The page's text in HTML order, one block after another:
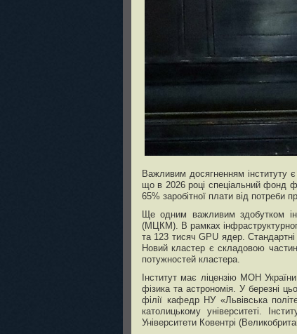
Важливим досягненням інституту
що в 2026 році спеціальний фонд
65% заробітної плати від потреби
Ще одним важливим здобутком
(МЦКМ). В рамках
та 123 тисяч GPU ядер.
Новий кластер є складовою
потужностей кластера.
Інститут має ліцензію МОН
фізика та астрономія. У березні
філії кафедр НУ «Львівська
католицькому університеті.
Університети Ковентрі